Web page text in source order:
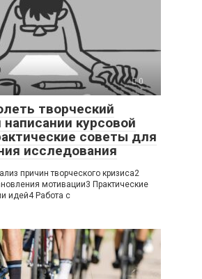
0
творческий
написании курсовой
советы для
исследования
причин творческого кризиса2
мотивации3 Практические
идей4 Работа с